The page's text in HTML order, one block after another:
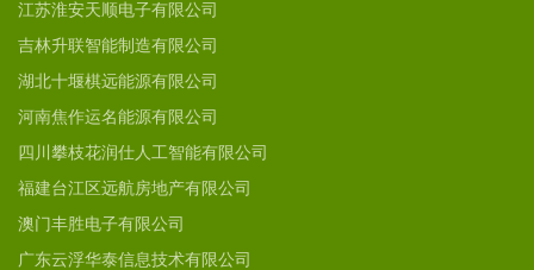
江苏淮安天顺电子有限公司
吉林升联智能制造有限公司
湖北十堰棋远能源有限公司
河南焦作运名能源有限公司
四川攀枝花润仕人工智能有限公司
福建台江区远航房地产有限公司
澳门丰胜电子有限公司
广东云浮华泰信息技术有限公司